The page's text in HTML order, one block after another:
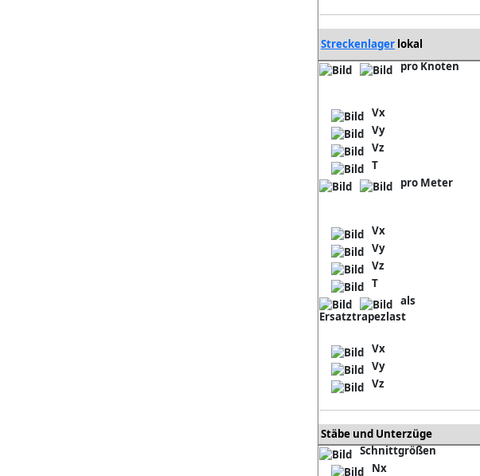
Streckenlager lokal
pro Knoten
Vx
Vy
Vz
T
pro Meter
Vx
Vy
Vz
T
als
Ersatztrapezlast
Vx
Vy
Vz
Stäbe und Unterzüge
Schnittgrößen
Nx